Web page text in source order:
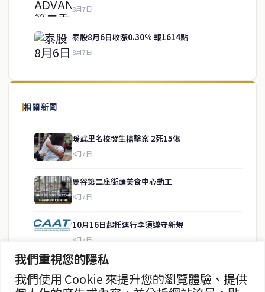
我們重視您的隱私
我們使用 Cookie 來提升您的瀏覽體驗、提供
8月7日
泰股8月6日收漲0.30% 報1614點
8月7日
相關新聞
暖武里名校發生槍擊案 2死15傷
8月7日
曼谷第二座街頭美食中心動工
8月7日
10月16日起托運行李須遵守新規
8月7日
MotoGP官宣泰國連續三年辦開幕戰
8月7日
關於我們
泰國中文新聞（TCN）是一家總部設於曼谷的中文新聞媒體，致力於
供即時、客觀、多元的中文新聞內容。
房地產
聯絡資訊
service@thaichinesenews.com